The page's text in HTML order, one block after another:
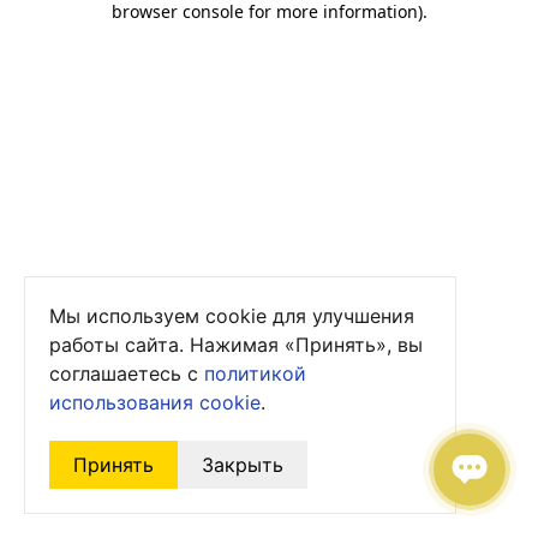
browser console for more information).
Мы используем cookie для улучшения
работы сайта. Нажимая «Принять», вы
соглашаетесь с политикой
использования cookie.
Принять Закрыть